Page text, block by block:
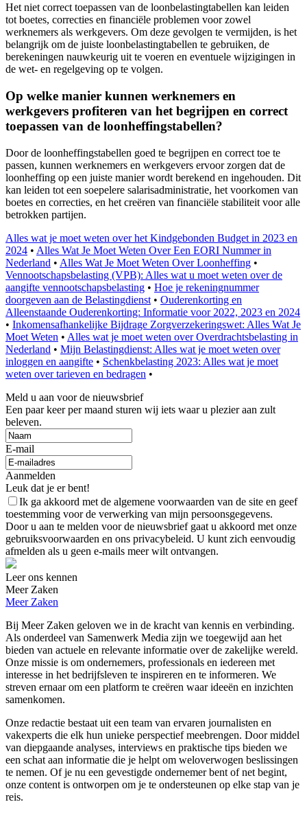
Het niet correct toepassen van de loonbelastingtabellen kan leiden
tot boetes, correcties en financiële problemen voor zowel
werknemers als werkgevers. Om deze gevolgen te vermijden, is het
belangrijk om de juiste loonbelastingtabellen te gebruiken, de
berekeningen nauwkeurig uit te voeren en eventuele wijzigingen in
de wet- en regelgeving op te volgen.
Op welke manier kunnen werknemers en
werkgevers profiteren van het begrijpen en correct
toepassen van de loonheffingstabellen?
Door de loonheffingstabellen goed te begrijpen en correct toe te
passen, kunnen werknemers en werkgevers ervoor zorgen dat de
loonheffing op een juiste manier wordt berekend en ingehouden. Dit
kan leiden tot een soepelere salarisadministratie, het voorkomen van
boetes en correcties, en het creëren van financiële stabiliteit voor alle
betrokken partijen.
Alles wat je moet weten over het Kindgebonden Budget in 2023 en
2024 • Alles Wat Je Moet Weten Over Een EORI Nummer in
Nederland • Alles Wat Je Moet Weten Over Loonheffing •
Vennootschapsbelasting (VPB): Alles wat u moet weten over de
aangifte vennootschapsbelasting • Hoe je rekeningnummer
doorgeven aan de Belastingdienst • Ouderenkorting en
Alleenstaande Ouderenkorting: Informatie voor 2022, 2023 en 2024
• Inkomensafhankelijke Bijdrage Zorgverzekeringswet: Alles Wat Je
Moet Weten • Alles wat je moet weten over Overdrachtsbelasting in
Nederland • Mijn Belastingdienst: Alles wat je moet weten over
inloggen en aangifte • Schenkbelasting 2023: Alles wat je moet
weten over tarieven en bedragen •
Meld u aan voor de nieuwsbrief
Een paar keer per maand sturen wij iets waar u plezier aan zult
beleven.
E-mail
Aanmelden
Leuk dat je er bent!
Ik ga akkoord met de algemene voorwaarden van de site en geef
toestemming voor de verwerking van mijn persoonsgegevens.
Door u aan te melden voor de nieuwsbrief gaat u akkoord met onze
gebruiksvoorwaarden en ons privacybeleid. U kunt zich eenvoudig
afmelden als u geen e-mails meer wilt ontvangen.
Leer ons kennen
Meer Zaken
Meer Zaken
Bij Meer Zaken geloven we in de kracht van kennis en verbinding.
Als onderdeel van Samenwerk Media zijn we toegewijd aan het
bieden van actuele en relevante informatie over de zakelijke wereld.
Onze missie is om ondernemers, professionals en iedereen met
interesse in het bedrijfsleven te inspireren en te informeren. We
streven ernaar om een platform te creëren waar ideeën en inzichten
samenkomen.
Onze redactie bestaat uit een team van ervaren journalisten en
vakexperts die elk hun unieke perspectief meebrengen. Door middel
van diepgaande analyses, interviews en praktische tips bieden we
een schat aan informatie die je helpt om weloverwogen beslissingen
te nemen. Of je nu een gevestigde ondernemer bent of net begint,
onze content is ontworpen om je te ondersteunen op elke stap van je
reis.